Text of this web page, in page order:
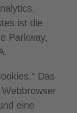
ist die
Parkway,
Das
eine